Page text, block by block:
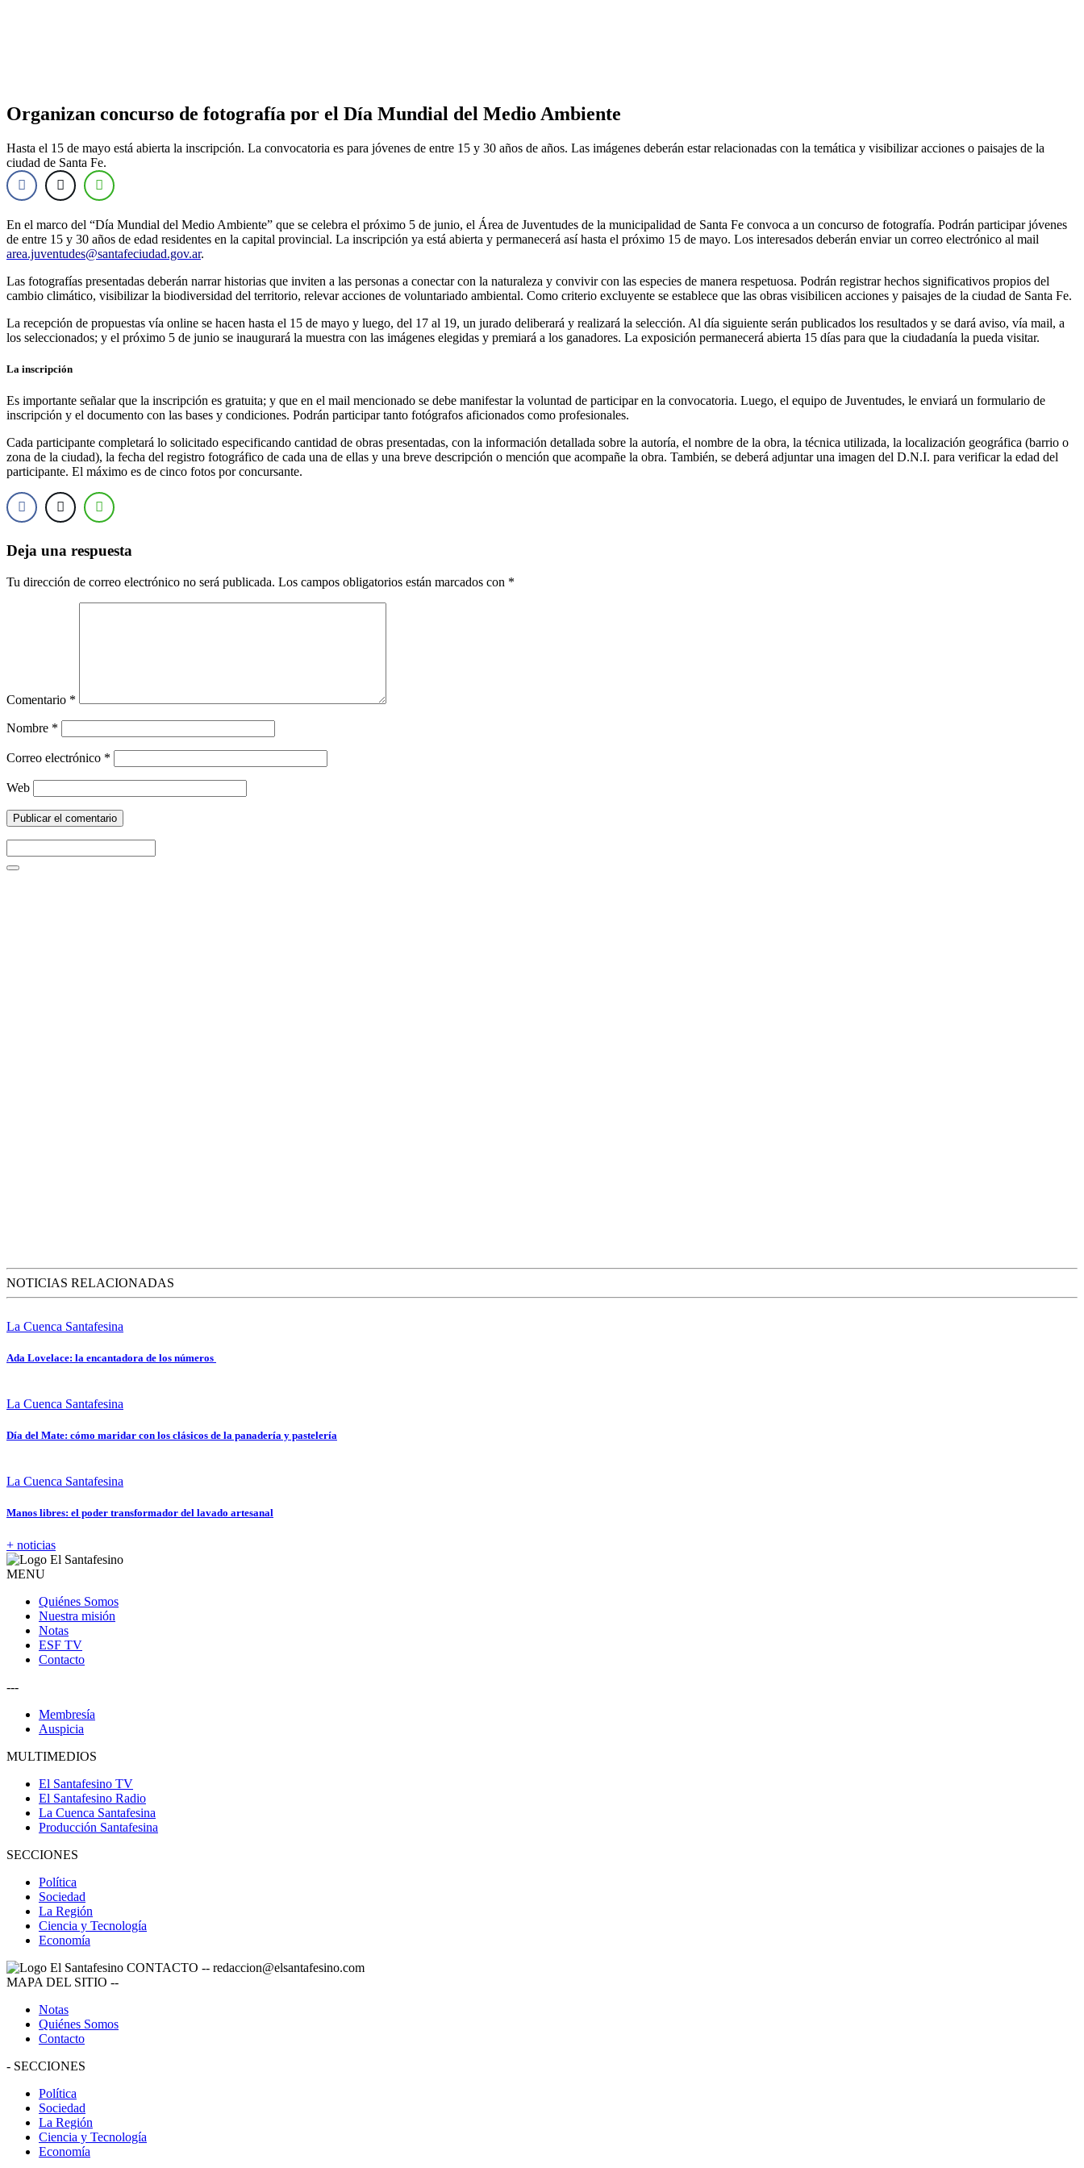
Organizan concurso de fotografía por el Día Mundial del Medio Ambiente
Hasta el 15 de mayo está abierta la inscripción. La convocatoria es para jóvenes de entre 15 y 30 años de años. Las imágenes deberán estar relacionadas con la temática y visibilizar acciones o paisajes de la
ciudad de Santa Fe.
En el marco del “Día Mundial del Medio Ambiente” que se celebra el próximo 5 de junio, el Área de Juventudes de la municipalidad de Santa Fe convoca a un concurso de fotografía. Podrán participar jóvenes
de entre 15 y 30 años de edad residentes en la capital provincial. La inscripción ya está abierta y permanecerá así hasta el próximo 15 de mayo. Los interesados deberán enviar un correo electrónico al mail
area.juventudes@santafeciudad.gov.ar.
Las fotografías presentadas deberán narrar historias que inviten a las personas a conectar con la naturaleza y convivir con las especies de manera respetuosa. Podrán registrar hechos significativos propios del
cambio climático, visibilizar la biodiversidad del territorio, relevar acciones de voluntariado ambiental. Como criterio excluyente se establece que las obras visibilicen acciones y paisajes de la ciudad de Santa Fe.
La recepción de propuestas vía online se hacen hasta el 15 de mayo y luego, del 17 al 19, un jurado deliberará y realizará la selección. Al día siguiente serán publicados los resultados y se dará aviso, vía mail, a
los seleccionados; y el próximo 5 de junio se inaugurará la muestra con las imágenes elegidas y premiará a los ganadores. La exposición permanecerá abierta 15 días para que la ciudadanía la pueda visitar.
La inscripción
Es importante señalar que la inscripción es gratuita; y que en el mail mencionado se debe manifestar la voluntad de participar en la convocatoria. Luego, el equipo de Juventudes, le enviará un formulario de
inscripción y el documento con las bases y condiciones. Podrán participar tanto fotógrafos aficionados como profesionales.
Cada participante completará lo solicitado especificando cantidad de obras presentadas, con la información detallada sobre la autoría, el nombre de la obra, la técnica utilizada, la localización geográfica (barrio o
zona de la ciudad), la fecha del registro fotográfico de cada una de ellas y una breve descripción o mención que acompañe la obra. También, se deberá adjuntar una imagen del D.N.I. para verificar la edad del
participante. El máximo es de cinco fotos por concursante.
Deja una respuesta
Tu dirección de correo electrónico no será publicada. Los campos obligatorios están marcados con *
Comentario *
Nombre *
Correo electrónico *
Web
NOTICIAS RELACIONADAS
La Cuenca Santafesina
Ada Lovelace: la encantadora de los números
La Cuenca Santafesina
Día del Mate: cómo maridar con los clásicos de la panadería y pastelería
La Cuenca Santafesina
Manos libres: el poder transformador del lavado artesanal
+ noticias
MENU
Quiénes Somos
Nuestra misión
Notas
ESF TV
Contacto
---
Membresía
Auspicia
MULTIMEDIOS
El Santafesino TV
El Santafesino Radio
La Cuenca Santafesina
Producción Santafesina
SECCIONES
Política
Sociedad
La Región
Ciencia y Tecnología
Economía
CONTACTO -- redaccion@elsantafesino.com
MAPA DEL SITIO --
Notas
Quiénes Somos
Contacto
- SECCIONES
Política
Sociedad
La Región
Ciencia y Tecnología
Economía